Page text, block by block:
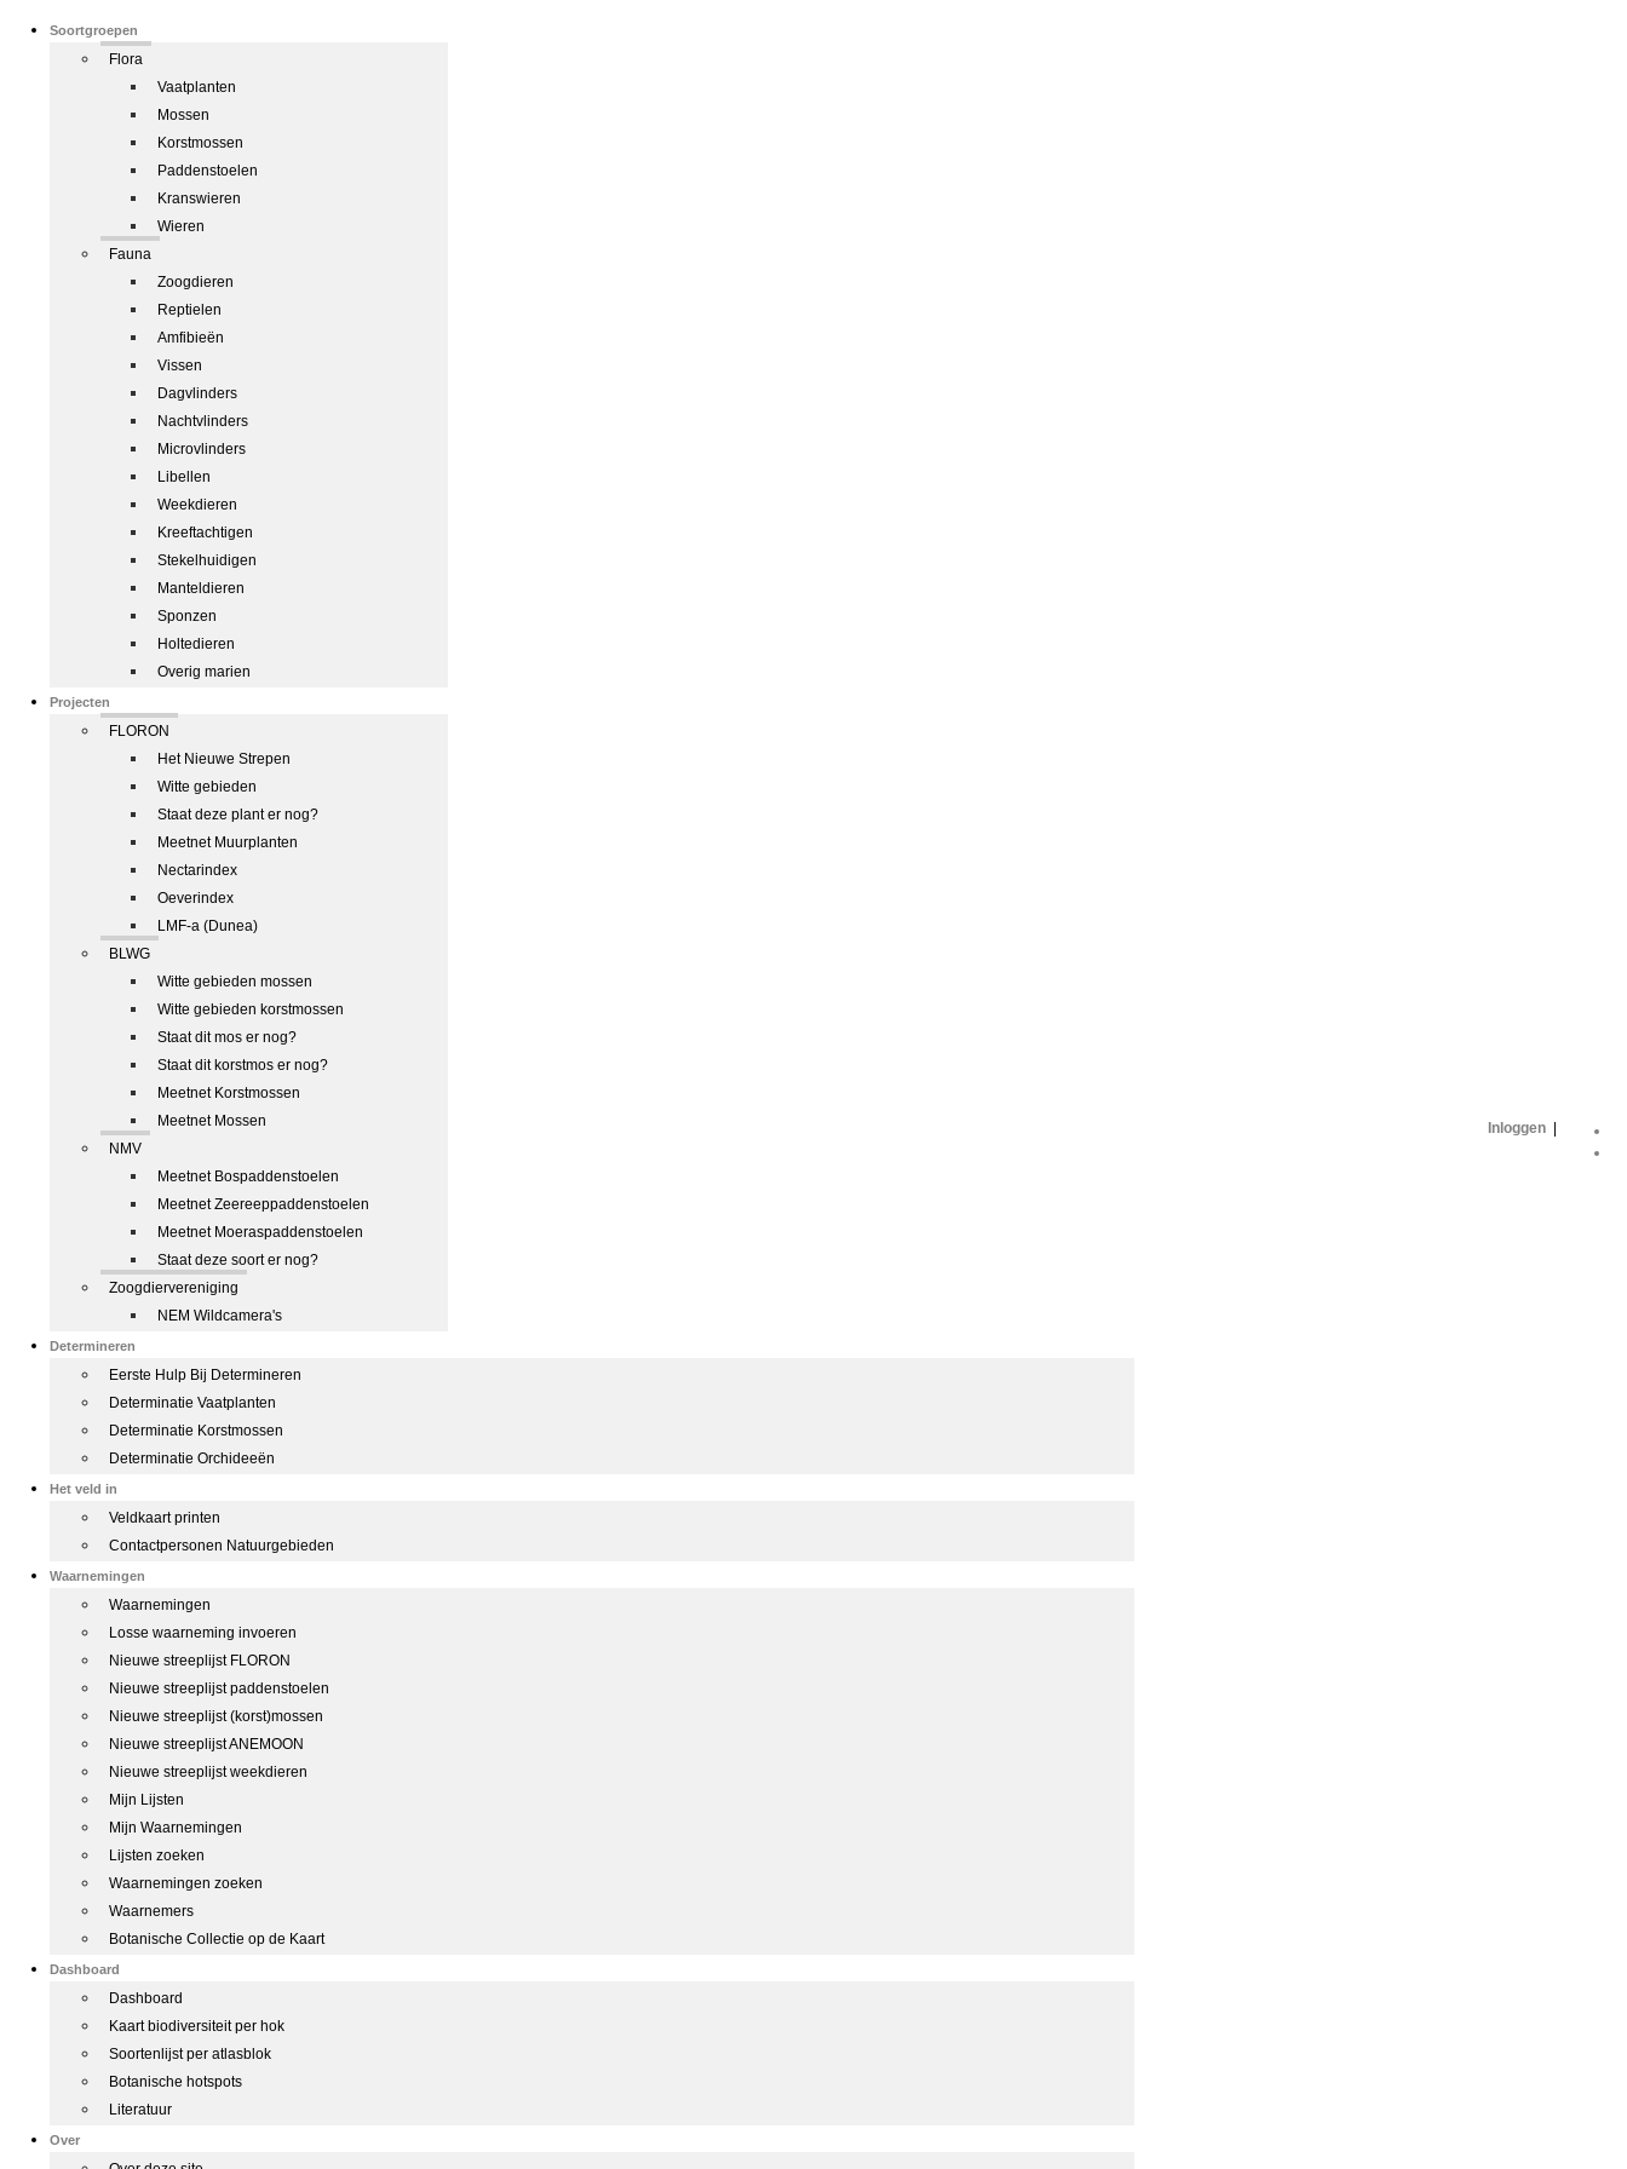
Soortgroepen
Flora
Vaatplanten
Mossen
Korstmossen
Paddenstoelen
Kranswieren
Wieren
Fauna
Zoogdieren
Reptielen
Amfibieën
Vissen
Dagvlinders
Nachtvlinders
Microvlinders
Libellen
Weekdieren
Kreeftachtigen
Stekelhuidigen
Manteldieren
Sponzen
Holtedieren
Overig marien
Projecten
FLORON
Het Nieuwe Strepen
Witte gebieden
Staat deze plant er nog?
Meetnet Muurplanten
Nectarindex
Oeverindex
LMF-a (Dunea)
BLWG
Witte gebieden mossen
Witte gebieden korstmossen
Staat dit mos er nog?
Staat dit korstmos er nog?
Meetnet Korstmossen
Meetnet Mossen
NMV
Meetnet Bospaddenstoelen
Meetnet Zeereeppaddenstoelen
Meetnet Moeraspaddenstoelen
Staat deze soort er nog?
Zoogdiervereniging
NEM Wildcamera's
Determineren
Eerste Hulp Bij Determineren
Determinatie Vaatplanten
Determinatie Korstmossen
Determinatie Orchideeën
Het veld in
Veldkaart printen
Contactpersonen Natuurgebieden
Waarnemingen
Waarnemingen
Losse waarneming invoeren
Nieuwe streeplijst FLORON
Nieuwe streeplijst paddenstoelen
Nieuwe streeplijst (korst)mossen
Nieuwe streeplijst ANEMOON
Nieuwe streeplijst weekdieren
Mijn Lijsten
Mijn Waarnemingen
Lijsten zoeken
Waarnemingen zoeken
Waarnemers
Botanische Collectie op de Kaart
Dashboard
Dashboard
Kaart biodiversiteit per hok
Soortenlijst per atlasblok
Botanische hotspots
Literatuur
Over
Inloggen